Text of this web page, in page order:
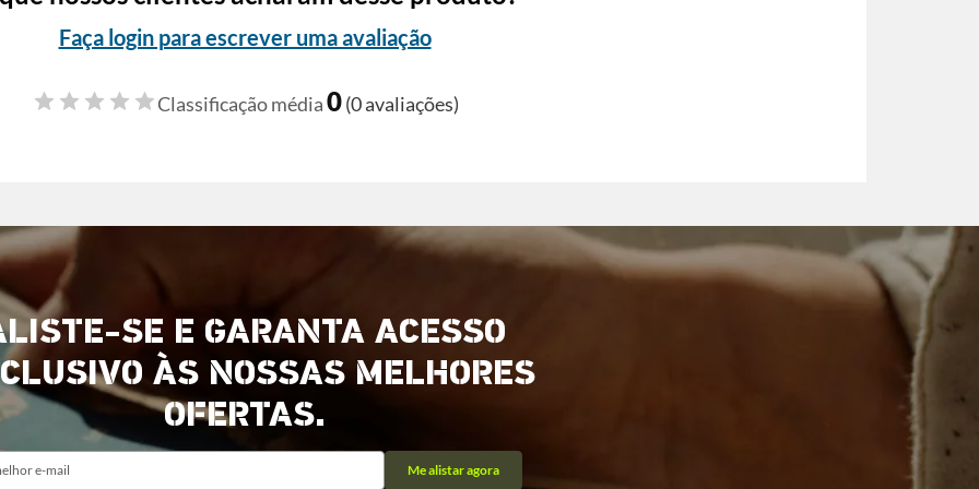
Faça login para escrever uma avaliação
Classificação média0(0 avaliações)
SE E GARANTA ACESSO
ÀS NOSSAS MELHORES
OFERTAS.
Me alistar agora